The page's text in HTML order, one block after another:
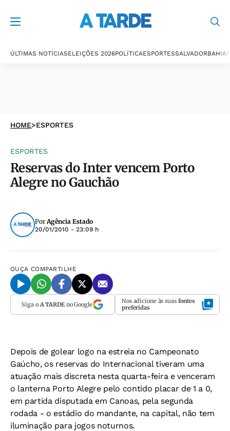
ÚLTIMAS NOTÍCIASELEIÇÕES 2026POLÍTICAESPORTESSALVADORBAHIA
HOME>ESPORTES
ESPORTES
Reservas do Inter vencem Porto
Alegre no Gauchão
PorAgência Estado
20/01/2010 - 23:09 h
OUÇA COMPARTILHE
Siga o A TARDEno Google Nos adicione às suas fontes
preferidas
Depois de golear logo na estreia no Campeonato
Gaúcho, os reservas do Internacional tiveram uma
atuação mais discreta nesta quarta-feira e venceram
o lanterna Porto Alegre pelo contido placar de 1 a 0,
em partida disputada em Canoas, pela segunda
rodada - o estádio do mandante, na capital, não tem
iluminação para jogos noturnos.